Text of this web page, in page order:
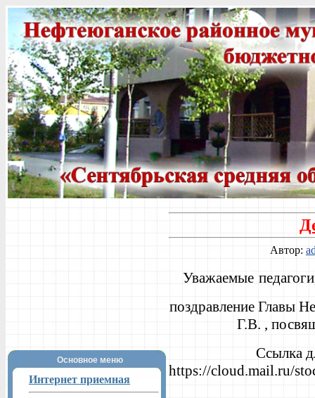
Основное меню
Интернет приемная
Автор:
Уважаемые
поздравление Главы
Г.В. ,
Ссылка
https://cloud.mail.ru/